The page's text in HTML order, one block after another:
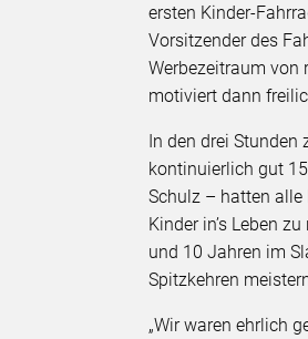
ersten Kinder-
Vorsitzender des
Werbezeitraum von
motiviert dann
In den drei
kontinuierlich gut
Schulz – hatten alle
Kinder in’s Leben
und 10 Jahren im
Spitzkehren
„Wir waren ehrlich